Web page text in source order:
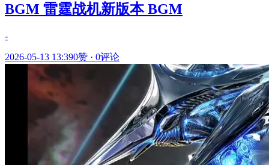
BGM 雷霆战机新版本 BGM
-
2026-05-13 13:390赞 · 0评论